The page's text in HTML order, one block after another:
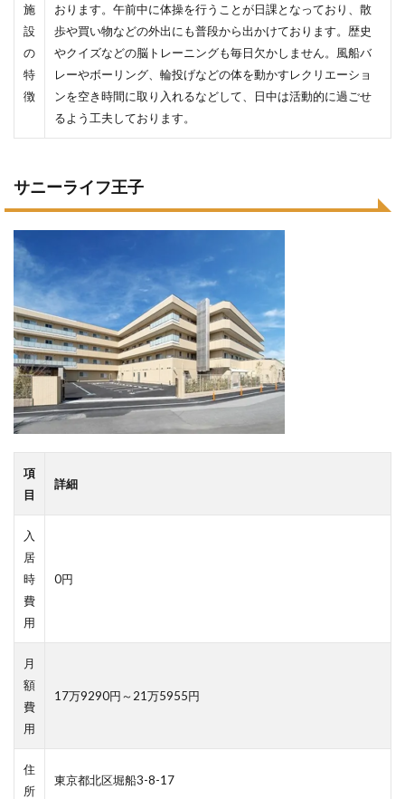
施
設
の
特
徴
おります。午前中に体操を行うことが日課となっており、散
歩や買い物などの外出にも普段から出かけております。歴史
やクイズなどの脳トレーニングも毎日欠かしません。風船バ
レーやボーリング、輪投げなどの体を動かすレクリエーショ
ンを空き時間に取り入れるなどして、日中は活動的に過ごせ
るよう工夫しております。
サニーライフ王子
項
目
詳細
入
居
時
費
用
0円
月
額
費
用
17万9290円～21万5955円
住
所
東京都北区堀船3-8-17